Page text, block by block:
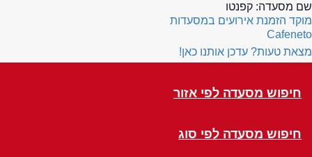
שם מסעדה: קפנטו
מוקד הזמנת אירועים במסעדות
Cafeneto
מצאת טעות? עדכן אותנו כאן!
חיפוש מסעדה לפי אזור
חיפוש מסעדה לפי סוג